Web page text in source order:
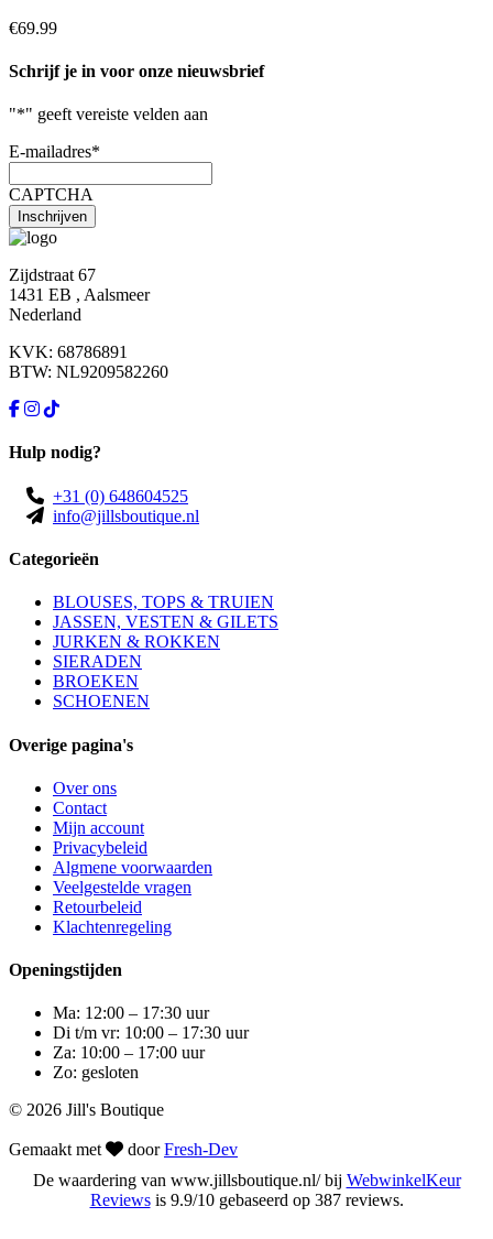
€69.99
Schrijf je in voor onze nieuwsbrief
"*" geeft vereiste velden aan
E-mailadres*
CAPTCHA
Zijdstraat 67
1431 EB , Aalsmeer
Nederland
KVK: 68786891
BTW: NL9209582260
Hulp nodig?
+31 (0) 648604525
info@jillsboutique.nl
Categorieën
BLOUSES, TOPS & TRUIEN
JASSEN, VESTEN & GILETS
JURKEN & ROKKEN
SIERADEN
BROEKEN
SCHOENEN
Overige pagina's
Over ons
Contact
Mijn account
Privacybeleid
Algmene voorwaarden
Veelgestelde vragen
Retourbeleid
Klachtenregeling
Openingstijden
Ma: 12:00 – 17:30 uur
Di t/m vr: 10:00 – 17:30 uur
Za: 10:00 – 17:00 uur
Zo: gesloten
© 2026 Jill's Boutique
Gemaakt met doorFresh-Dev
De waardering van www.jillsboutique.nl/ bij WebwinkelKeur
Reviewsis 9.9/10 gebaseerd op 387 reviews.